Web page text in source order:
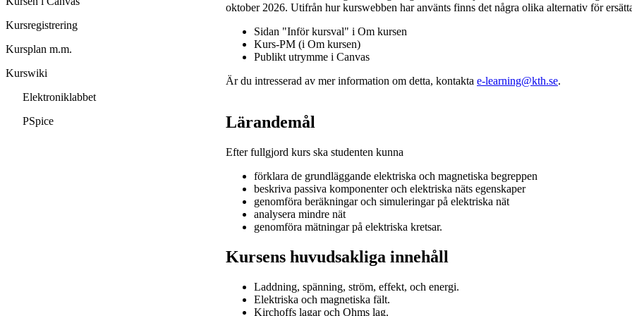
oktober 2026. Utifrån hur kurswebben har använts finns det några olika alternativ för
Sidan "Inför kursval" i Om kursen
Kurs-PM (i Om kursen)
Publikt utrymme i Canvas
Är du intresserad av mer information om detta, kontakta e-learning@kth.se.
Lärandemål
Efter fullgjord kurs ska studenten kunna
förklara de grundläggande elektriska och magnetiska begreppen
beskriva passiva komponenter och elektriska näts egenskaper
genomföra beräkningar och simuleringar på elektriska nät
analysera mindre nät
genomföra mätningar på elektriska kretsar.
Kursens huvudsakliga innehåll
Laddning, spänning, ström, effekt, och energi.
Elektriska och magnetiska fält.
Kirchoffs lagar och Ohms lag.
Kursregistrering
Kursplan m.m.
Kurswiki
Elektroniklabbet
PSpice